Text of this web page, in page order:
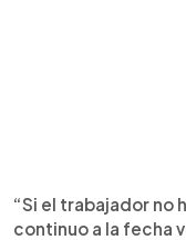
“Si el trabajador no
continuo a la fecha